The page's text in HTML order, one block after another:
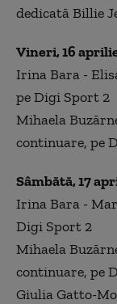
dedicată Billie
Vineri, 16
Irina Bara -
pe Digi Sport 2
Mihaela
continuare, pe
Sâmbătă, 17
Irina Bara -
Digi Sport 2
Mihaela
continuare, pe
Giulia Gatto-